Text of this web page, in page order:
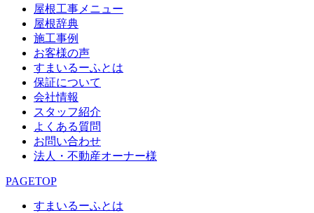
屋根工事メニュー
屋根辞典
施工事例
お客様の声
すまいるーふとは
保証について
会社情報
スタッフ紹介
よくある質問
お問い合わせ
法人・不動産オーナー様
PAGETOP
すまいるーふとは